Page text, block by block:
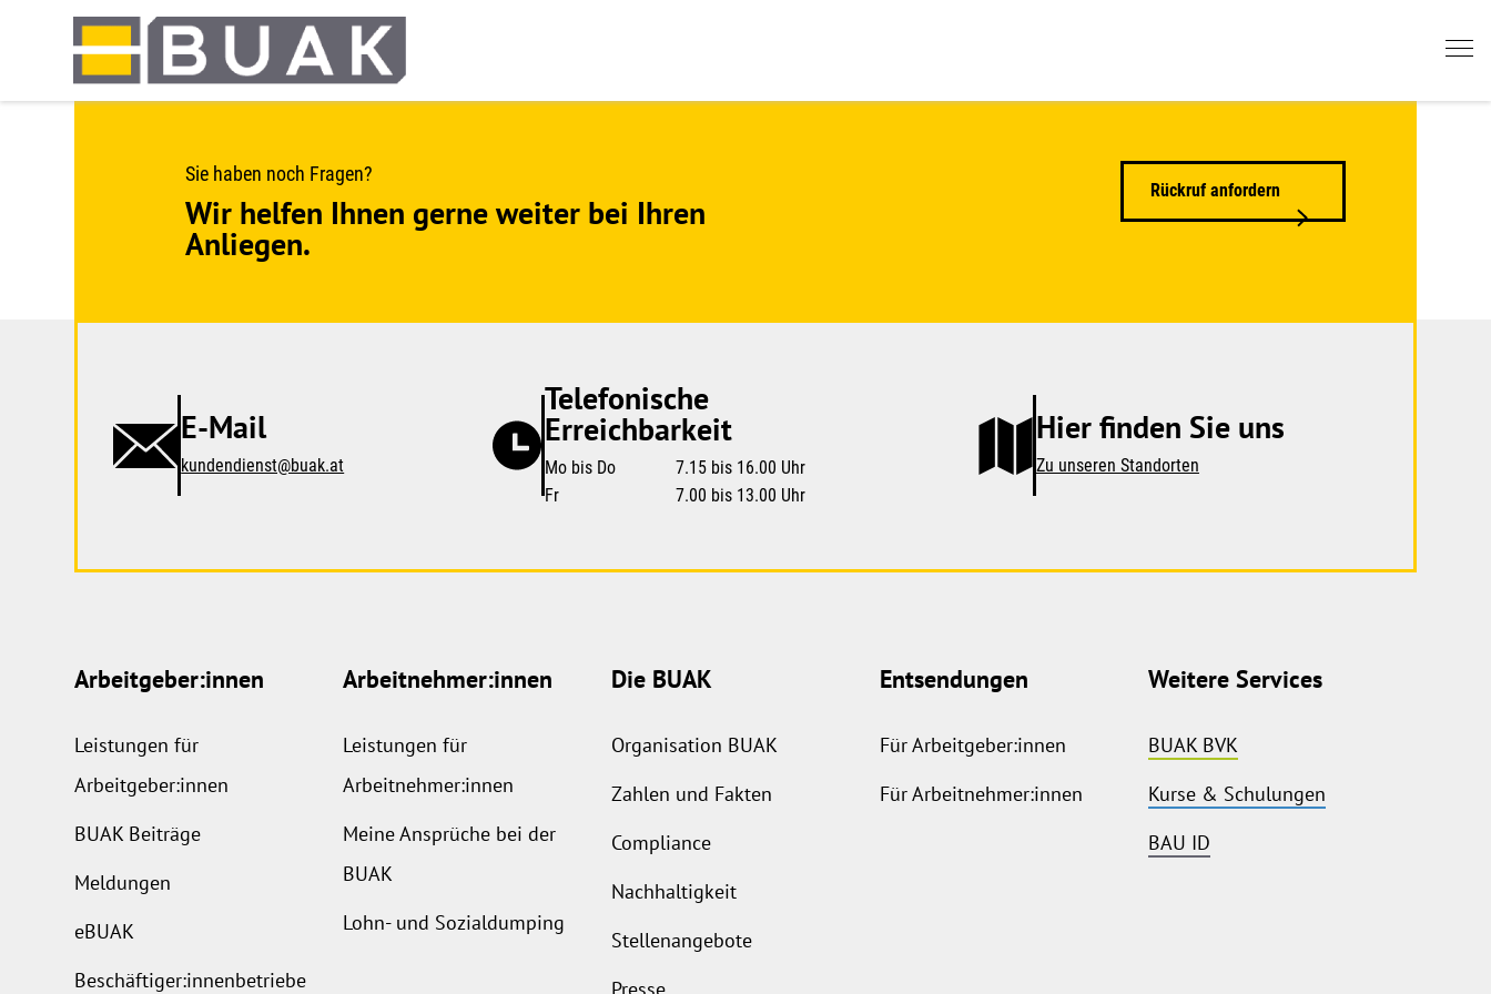
Sie haben noch Fragen?
Wir helfen Ihnen gerne weiter bei Ihren
Anliegen.
Rückruf anfordern
E-Mail
kundendienst@buak.at
Telefonische
Erreichbarkeit
Mo bis Do
7.15 bis 16.00 Uhr
Fr
7.00 bis 13.00 Uhr
Hier finden Sie uns
Zu unseren Standorten
Arbeitgeber:innen
Leistungen für
Arbeitgeber:innen
BUAK Beiträge
Meldungen
eBUAK
Beschäftiger:innenbetriebe
Arbeitnehmer:innen
Leistungen für
Arbeitnehmer:innen
Meine Ansprüche bei der
BUAK
Lohn- und Sozialdumping
Die BUAK
Organisation BUAK
Zahlen und Fakten
Compliance
Nachhaltigkeit
Stellenangebote
Presse
Entsendungen
Für Arbeitgeber:innen
Für Arbeitnehmer:innen
Weitere Services
BUAK BVK
Kurse & Schulungen
BAU ID